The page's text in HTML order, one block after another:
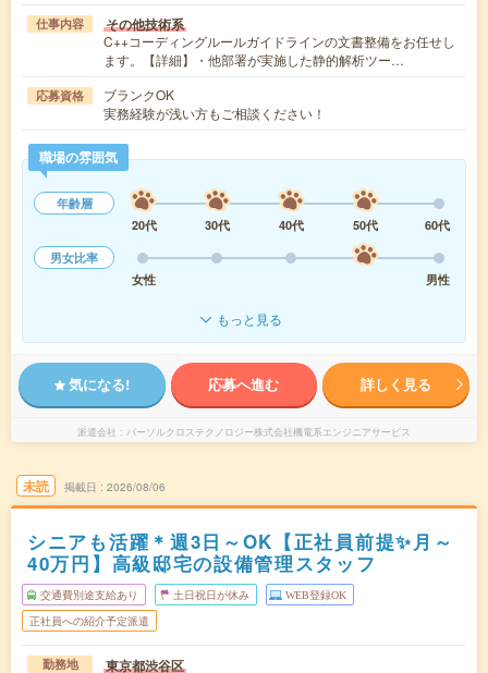
仕事内容 その他技術系
C++コーディングルールガイドラインの文書整備をお任せし
ます。【詳細】・他部署が実施した静的解析ツー…
応募資格
ブランクOK
実務経験が浅い方もご相談ください！
職場の雰囲気
年齢層
20代
30代 40代 50代
60代
男女比率
女性
男性
もっと見る
気になる! 応募へ進む 詳しく見る
派遣会社 パーソルクロステクノロジー株式会社機電系エンジニアサービス
未読 掲載日 2026/08/06
シニアも活躍＊週3日～OK【正社員前提✨月～
40万円】高級邸宅の設備管理スタッフ
交通費別途支給あり 土日祝日が休み WEB登録OK
正社員への紹介予定派遣
勤務地 東京都渋谷区